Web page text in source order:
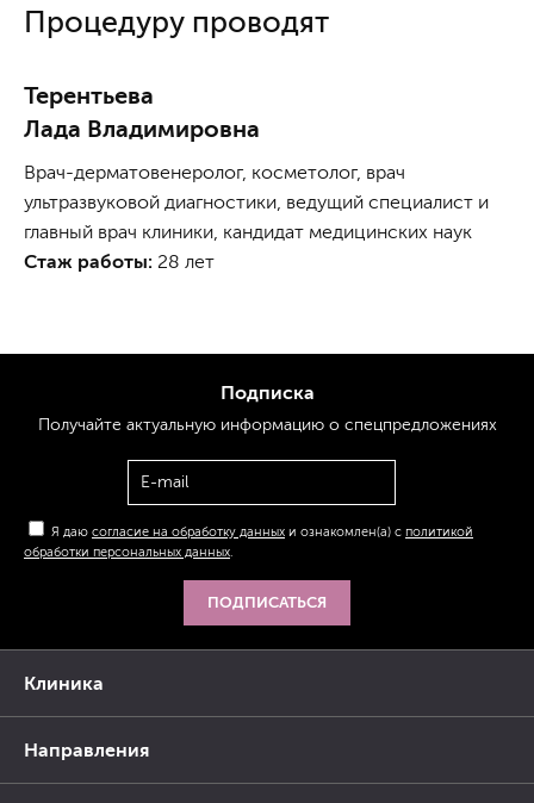
Процедуру проводят
Терентьева
Лада Владимировна
Врач-дерматовенеролог, косметолог, врач
ультразвуковой диагностики, ведущий специалист и
главный врач клиники, кандидат медицинских наук
Стаж работы: 28 лет
Клиника
Направления
Подписка
Получайте актуальнуюинформациюо спецпредложениях
Я даю согласие на обработку данных и ознакомлен(а) с политикой
обработки персональных данных
ПОДПИСАТЬСЯ